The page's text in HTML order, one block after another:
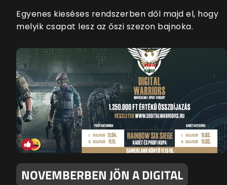
Egyenes kieséses rendszerben dől majd el, hogy
melyik csapat lesz az őszi szezon bajnoka.
NOVEMBERBEN JÖN A DIGITAL